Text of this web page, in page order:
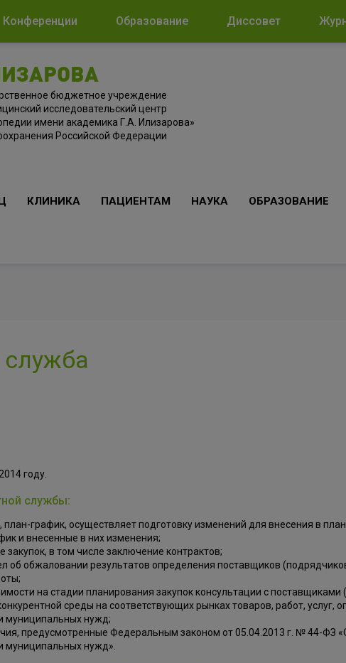
Конференции Образование Диссовет
бюджетное учреждение
исследовательский центр
имени академика Г.А. Илизарова»
Российской Федерации
КЛИНИКА ПАЦИЕНТАМ НАУКА ОБРАЗОВАНИЕ
году.
службы:
план-график, осуществляет подготовку изменений для внесения в
и внесенные в них изменения;
закупок, в том числе заключение контрактов;
об обжаловании результатов определения поставщиков
на стадии планирования закупок консультации с
среды на соответствующих рынках товаров, работ, услуг,
муниципальных нужд;
предусмотренные Федеральным законом от 05.04.2013 г. № 44-ФЗ
муниципальных нужд».